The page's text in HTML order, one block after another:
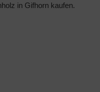
in Gifhorn kaufen.